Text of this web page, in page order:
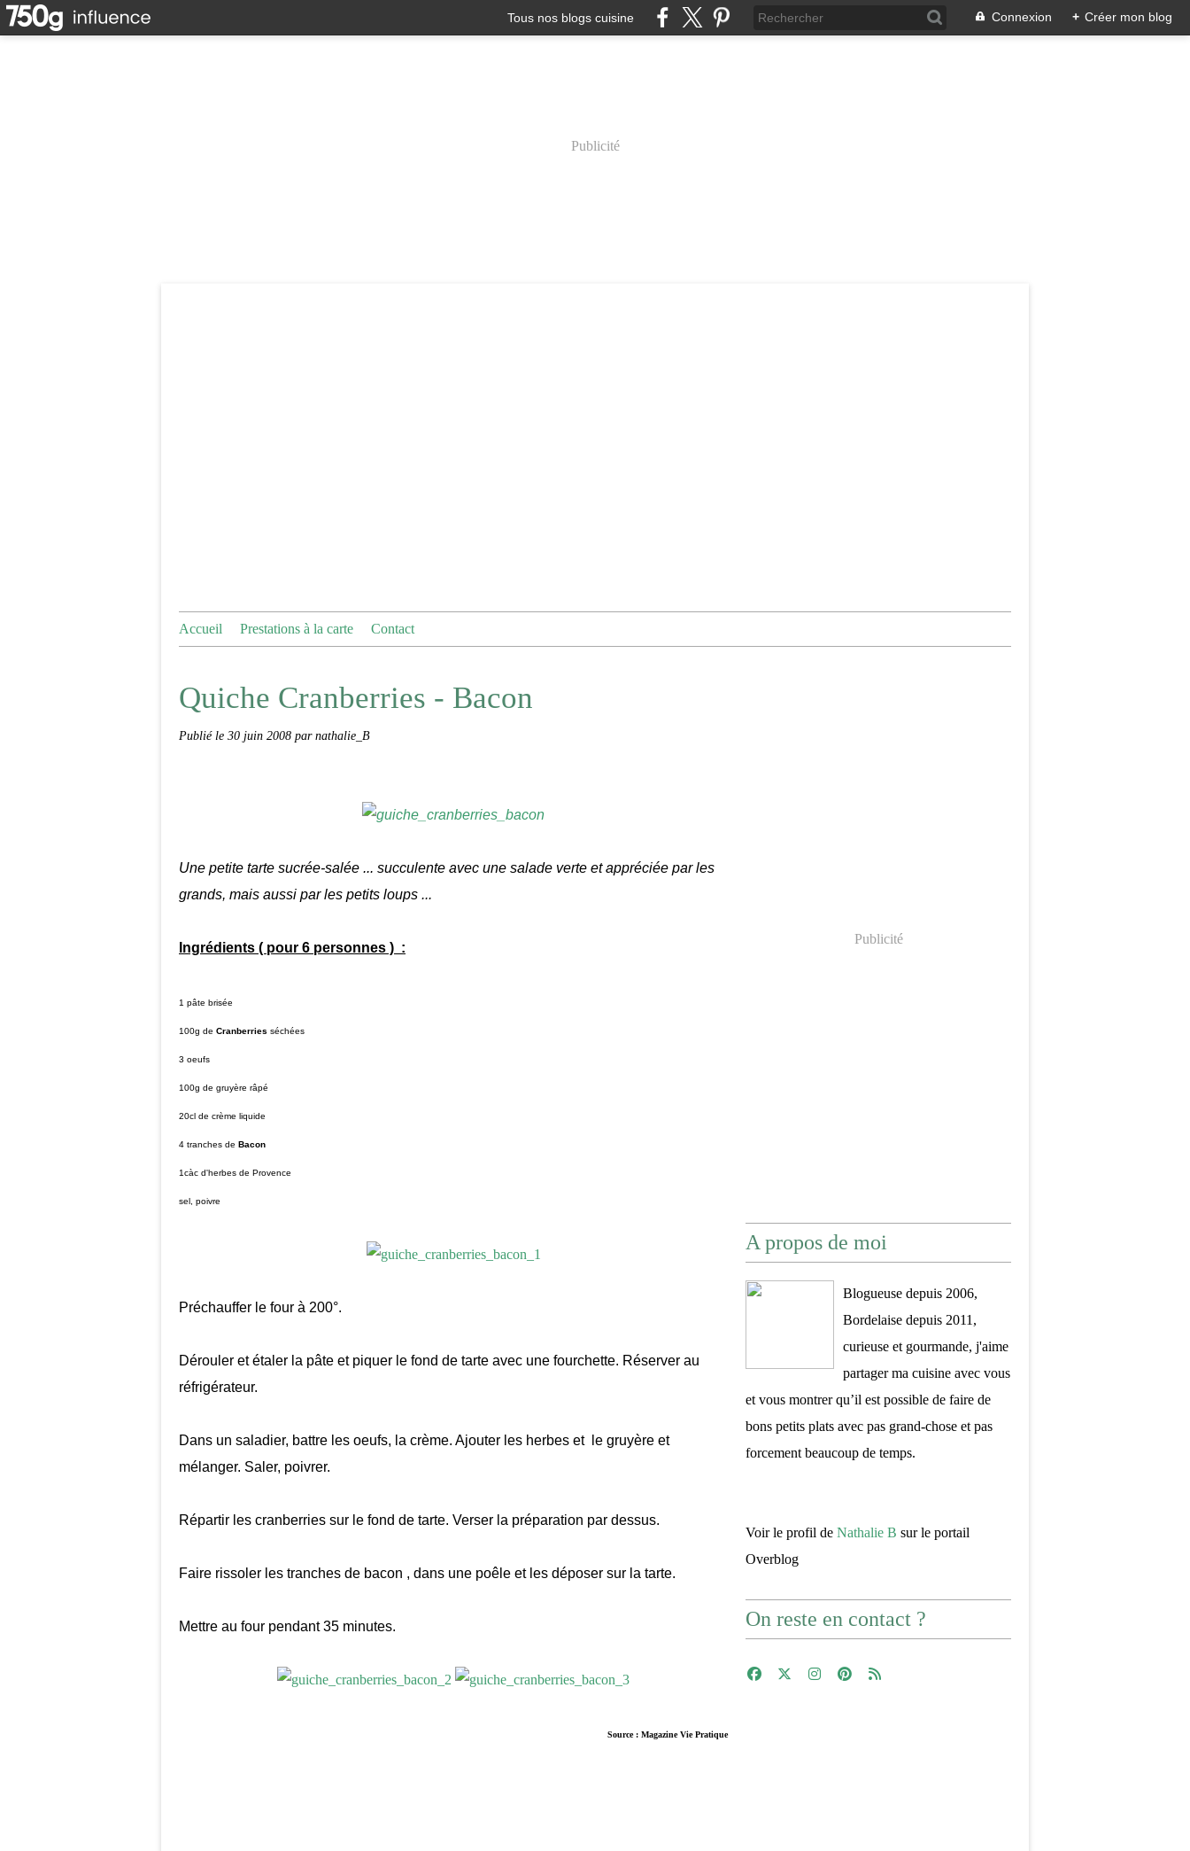
Tous nos blogs cuisine Connexion + Créer mon blog
Publicité
Accueil Prestations à la carte Contact
Quiche Cranberries - Bacon
Publié le 30 juin 2008 par nathalie_B
Une petite tarte sucrée-salée ... succulente avec une salade verte et appréciée par les
grands, mais aussi par les petits loups ...
Ingrédients ( pour 6 personnes ) :
1 pâte brisée
100g de Cranberries séchées
3 oeufs
100g de gruyère râpé
20cl de crème liquide
4 tranches de Bacon
1càc d'herbes de Provence
sel, poivre
Préchauffer le four à 200°.
Dérouler et étaler la pâte et piquer le fond de tarte avec une fourchette. Réserver au
réfrigérateur.
Dans un saladier, battre les oeufs, la crème. Ajouter les herbes et le gruyère et
mélanger. Saler, poivrer.
Répartir les cranberries sur le fond de tarte. Verser la préparation par dessus.
Faire rissoler les tranches de bacon , dans une poêle et les déposer sur la tarte.
Mettre au four pendant 35 minutes.
Source : Magazine Vie Pratique
Publicité
A propos de moi
Blogueuse depuis 2006,
Bordelaise depuis 2011,
curieuse et gourmande, j'aime
partager ma cuisine avec vous
et vous montrer qu’il est possible de faire de
bons petits plats avec pas grand-chose et pas
forcement beaucoup de temps.
Voir le profil de Nathalie B sur le portail
Overblog
On reste en contact ?